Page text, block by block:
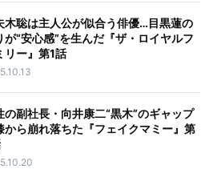
木聡は主人公が似合う俳優…目黒蓮の
が“安心感”を生んだ『ザ・ロイヤルフ
リー』第1話
の副社長・向井康二“黒木”のギャップ
から崩れ落ちた『フェイクマミー』第